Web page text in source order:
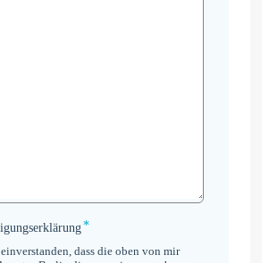
*
dass die oben von mir